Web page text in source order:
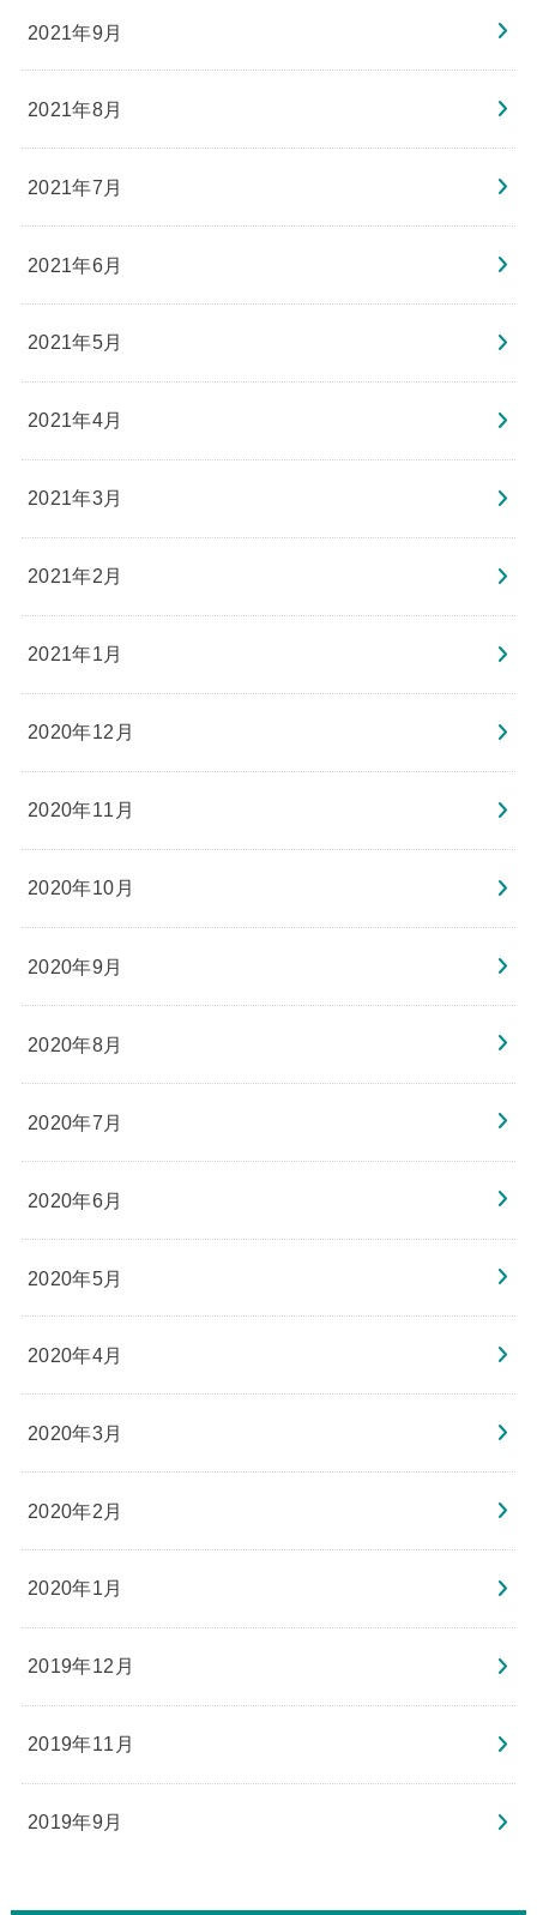
2021年9月
2021年8月
2021年7月
2021年6月
2021年5月
2021年4月
2021年3月
2021年2月
2021年1月
2020年12月
2020年11月
2020年10月
2020年9月
2020年8月
2020年7月
2020年6月
2020年5月
2020年4月
2020年3月
2020年2月
2020年1月
2019年12月
2019年11月
2019年9月